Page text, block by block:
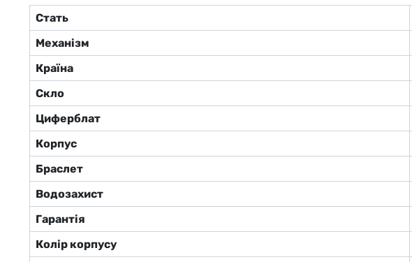
Стать
Механізм
Країна
Скло
Циферблат
Корпус
Браслет
Водозахист
Гарантія
Колір корпусу